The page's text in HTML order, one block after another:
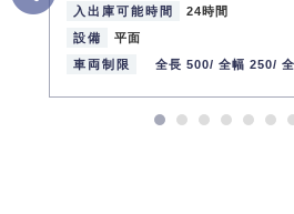
入出庫可能時間
24時間
設備
平面
車両制限
全長 500/ 全幅 250/